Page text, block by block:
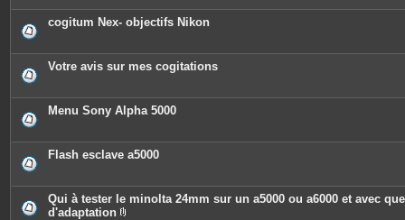
cogitum Nex- objectifs Nikon
Votre avis sur mes cogitations
Menu Sony Alpha 5000
Flash esclave a5000
Qui à tester le minolta 24mm sur un a5000 ou a6000 et avec
d'adaptation